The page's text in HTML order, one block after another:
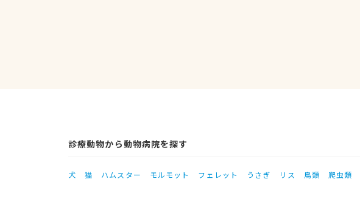
診療動物から動物病院を探す
犬 猫 ハムスター モルモット フェレット うさぎ リス 鳥類 爬虫類